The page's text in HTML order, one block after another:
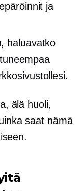
ja
haluavatko
älä huoli,
saat nämä